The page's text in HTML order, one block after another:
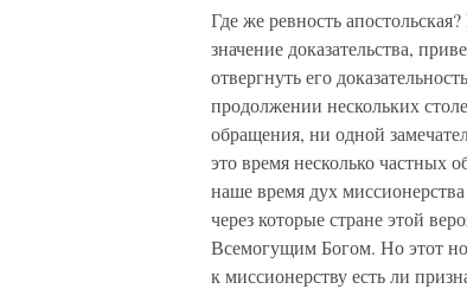
Где же ревность
значение доказательства,
отвергнуть его
продолжении нескольких
обращения, ни одной
это время несколько
наше время дух
через которые стране этой
Всемогущим Богом. Но этот
к миссионерству есть ли